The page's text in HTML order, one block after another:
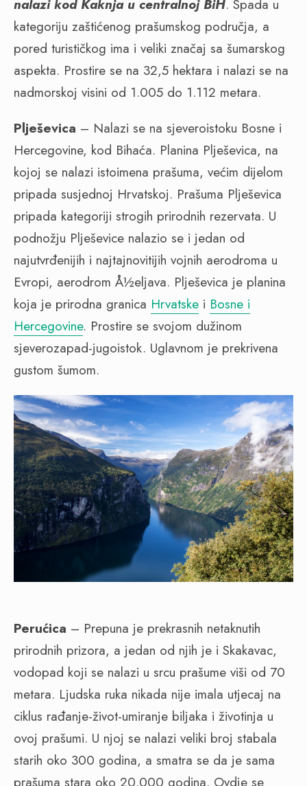
nalazi kod Kaknja u centralnoj BiH. Spada u
kategoriju zaštićenog prašumskog područja, a
pored turističkog ima i veliki značaj sa šumarskog
aspekta. Prostire se na 32,5 hektara i nalazi se na
nadmorskoj visini od 1.005 do 1.112 metara.
Plješevica – Nalazi se na sjeveroistoku Bosne i
Hercegovine, kod Bihaća. Planina Plješevica, na
kojoj se nalazi istoimena prašuma, većim dijelom
pripada susjednoj Hrvatskoj. Prašuma Plješevica
pripada kategoriji strogih prirodnih rezervata. U
podnožju Plješevice nalazio se i jedan od
najutvrđenijih i najtajnovitijih vojnih aerodroma u
Evropi, aerodrom Å½eljava. Plješevica je planina
koja je prirodna granica Hrvatske i Bosne i
Hercegovine. Prostire se svojom dužinom
sjeverozapad-jugoistok. Uglavnom je prekrivena
gustom šumom.
Perućica – Prepuna je prekrasnih netaknutih
prirodnih prizora, a jedan od njih je i Skakavac,
vodopad koji se nalazi u srcu prašume viši od 70
metara. Ljudska ruka nikada nije imala utjecaj na
ciklus rađanje-život-umiranje biljaka i životinja u
ovoj prašumi. U njoj se nalazi veliki broj stabala
starih oko 300 godina, a smatra se da je sama